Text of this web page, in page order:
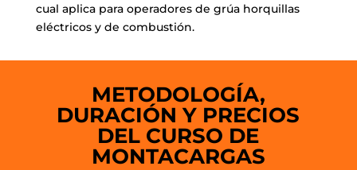
cual aplica para operadores de grúa horquillas
eléctricos y de combustión.
METODOLOGÍA,
DURACIÓN Y PRECIOS
DEL CURSO DE
MONTACARGAS